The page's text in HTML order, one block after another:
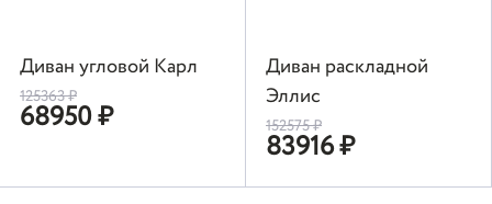
Диван угловой Карл
125363₽
68950₽
Диван раскладной
Эллис
152575₽
83916₽